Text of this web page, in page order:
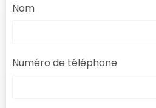
Nom
Numéro de téléphone